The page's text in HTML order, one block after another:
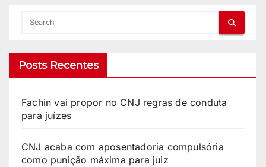
Posts Recentes
Fachin vai propor no CNJ regras de conduta
para juízes
CNJ acaba com aposentadoria compulsória
como punição máxima para juiz